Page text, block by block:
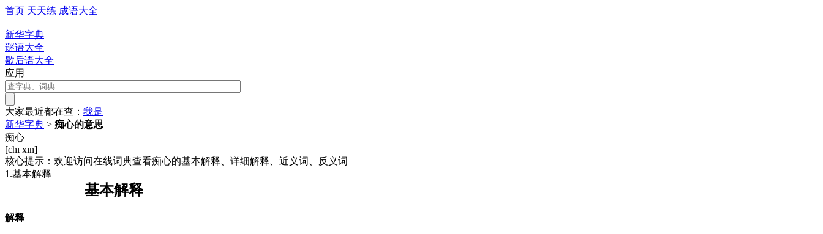
首页 天天练 成语大全
新华字典
谜语大全
歇后语大全
应用
大家最近都在查： 我是
新华字典 > 痴心的意思
痴心
[chī xīn]
核心提示：欢迎访问在线词典查看痴心的基本解释、详细解释、近义词、反义词
1.基本解释
基本解释
解释